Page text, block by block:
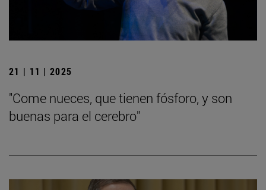
21 | 11 | 2025
"Come nueces, que tienen fósforo, y son
buenas para el cerebro"